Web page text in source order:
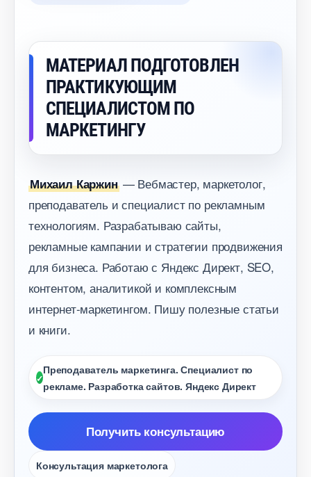
МАТЕРИАЛ ПОДГОТОВЛЕН
ПРАКТИКУЮЩИМ
СПЕЦИАЛИСТОМ ПО
МАРКЕТИНГУ
Михаил Каржин— Вебмастер, маркетолог,
преподаватель и специалист по рекламным
технологиям. Разрабатываю сайты,
рекламные кампании и стратегии продвижения
для бизнеса. Работаю с Яндекс Директ, SEO,
контентом, аналитикой и комплексным
интернет-маркетингом. Пишу полезные статьи
и книги.
Преподаватель маркетинга. Специалист по
рекламе. Разработка сайтов. Яндекс Директ
Получить консультацию
Консультация маркетолога